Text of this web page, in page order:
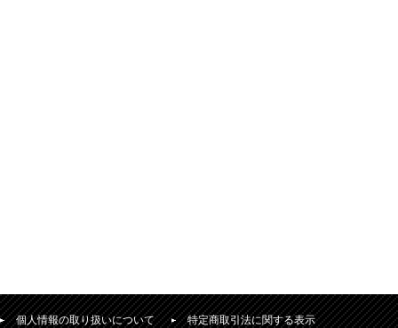
個人情報の取り扱いについて 特定商取引法に関する表示